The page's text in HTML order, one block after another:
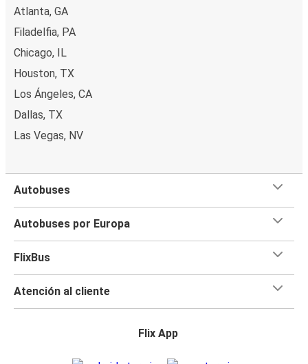
Atlanta, GA
Filadelfia, PA
Chicago, IL
Houston, TX
Los Ángeles, CA
Dallas, TX
Las Vegas, NV
Autobuses
Autobuses por Europa
FlixBus
Atención al cliente
Flix App